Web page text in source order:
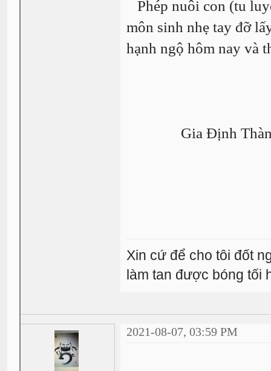
Phép nuôi con (tu
môn sinh nhẹ tay đỡ
hạnh ngộ hôm nay và
Gia Định
Xin cứ để cho tôi đốt
làm tan được bóng tối
2021-08-07, 03:59 PM